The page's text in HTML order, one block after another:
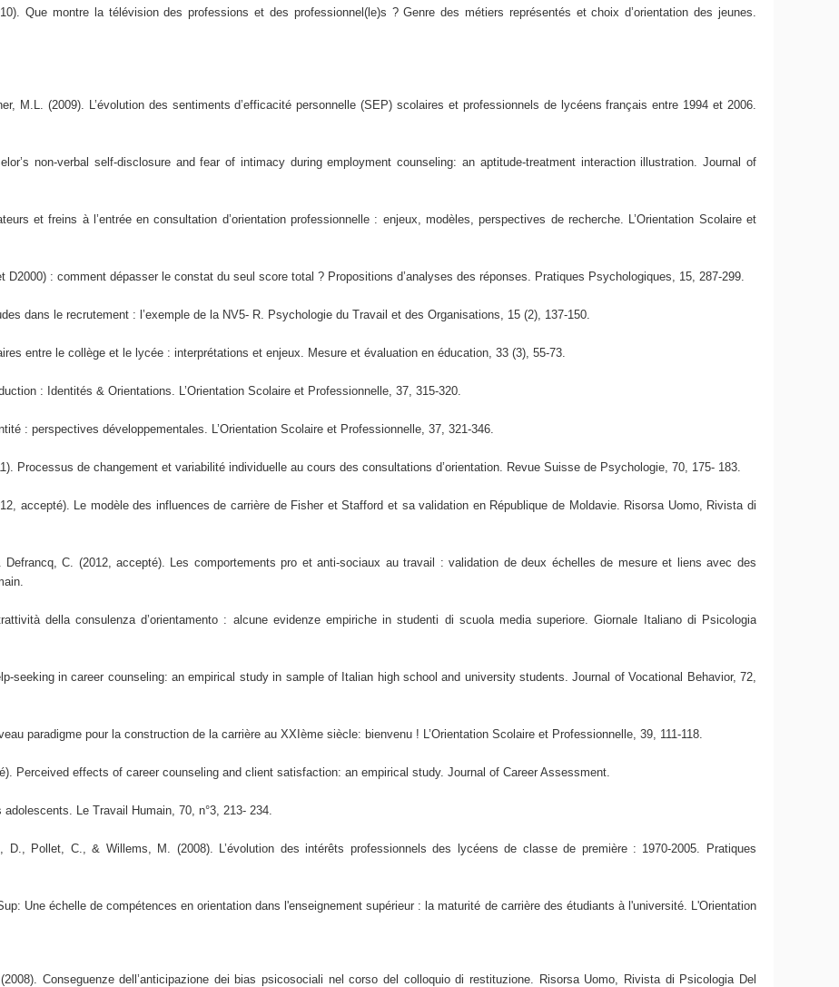
Que montre la télévision des professions et des professionnel(le)s ? Genre des métiers représentés et choix d’orientation des jeunes.
M.L. (2009). L’évolution des sentiments d’efficacité personnelle (SEP) scolaires et professionnels de lycéens français entre 1994 et 2006.
non-verbal self-disclosure and fear of intimacy during employment counseling: an aptitude-treatment interaction illustration. Journal of
et freins à l’entrée en consultation d’orientation professionnelle : enjeux, modèles, perspectives de recherche. L’Orientation Scolaire et
D2000) : comment dépasser le constat du seul score total ? Propositions d’analyses des réponses. Pratiques Psychologiques, 15, 287-299.
dans le recrutement : l’exemple de la NV5- R. Psychologie du Travail et des Organisations, 15 (2), 137-150.
entre le collège et le lycée : interprétations et enjeux. Mesure et évaluation en éducation, 33 (3), 55-73.
: Identités & Orientations. L’Orientation Scolaire et Professionnelle, 37, 315-320.
: perspectives développementales. L’Orientation Scolaire et Professionnelle, 37, 321-346.
Processus de changement et variabilité individuelle au cours des consultations d’orientation. Revue Suisse de Psychologie, 70, 175- 183.
accepté). Le modèle des influences de carrière de Fisher et Stafford et sa validation en République de Moldavie. Risorsa Uomo, Rivista di
C. (2012, accepté). Les comportements pro et anti-sociaux au travail : validation de deux échelles de mesure et liens avec des
della consulenza d’orientamento : alcune evidenze empiriche in studenti di scuola media superiore. Giornale Italiano di Psicologia
seeking in career counseling: an empirical study in sample of Italian high school and university students. Journal of Vocational Behavior, 72,
paradigme pour la construction de la carrière au XXIème siècle: bienvenu ! L’Orientation Scolaire et Professionnelle, 39, 111-118.
Perceived effects of career counseling and client satisfaction: an empirical study. Journal of Career Assessment.
Le Travail Humain, 70, n°3, 213- 234.
Pollet, C., & Willems, M. (2008). L’évolution des intérêts professionnels des lycéens de classe de première : 1970-2005. Pratiques
Une échelle de compétences en orientation dans l'enseignement supérieur : la maturité de carrière des étudiants à l'université. L'Orientation
Conseguenze dell’anticipazione dei bias psicosociali nel corso del colloquio di restituzione. Risorsa Uomo, Rivista di Psicologia Del